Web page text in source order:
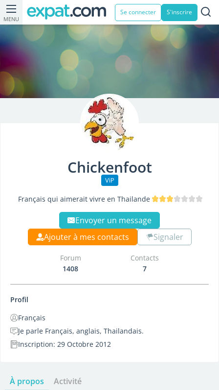
MENU
Se connecter S'inscrire
Chickenfoot
ViP
Français qui aimerait vivre en Thailande
Envoyer un message
Ajouter à mes contacts
Signaler
Forum
1408
Contacts
7
Profil
Français
Je parle Français, anglais, Thailandais.
Inscription: 29 Octobre 2012
À propos Activité